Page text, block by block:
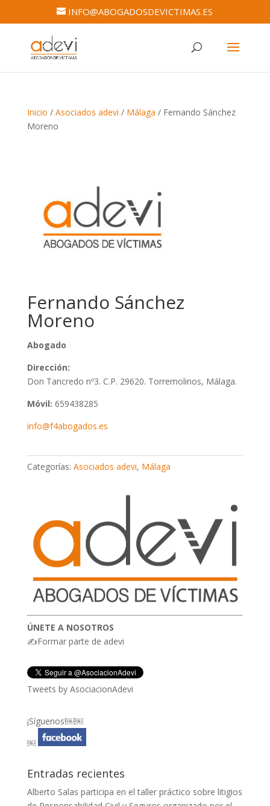
INFO@ABOGADOSDEVICTIMAS.ES
Inicio / Asociados adevi / Málaga / Fernando Sánchez
Moreno
Fernando Sánchez
Moreno
Abogado
Dirección:
Don Tancredo nº3. C.P. 29620. Torremolinos, Málaga.
Móvil: 659438285
info@f4abogados.es
Categorías: Asociados adevi, Málaga
ÚNETE A NOSOTROS
✍Formar parte de adevi
Tweets by AsociacionAdevi
¡Síguenos!￼￼
￼
Entradas recientes
Alberto Salas participa en el taller práctico sobre litigios